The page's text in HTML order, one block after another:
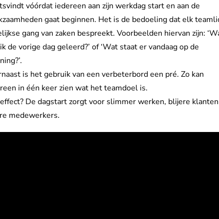
vóórdat iedereen aan zijn werkdag start en aan de
gaat beginnen. Het is de bedoeling dat elk
gang van zaken bespreekt. Voorbeelden hiervan zijn:
de vorige dag geleerd?’ of ‘Wat staat er vandaag op de
is het gebruik van een verbeterbord een pré. Zo kan
in één keer zien wat het teamdoel is.
De dagstart zorgt voor slimmer werken, blijere
medewerkers.